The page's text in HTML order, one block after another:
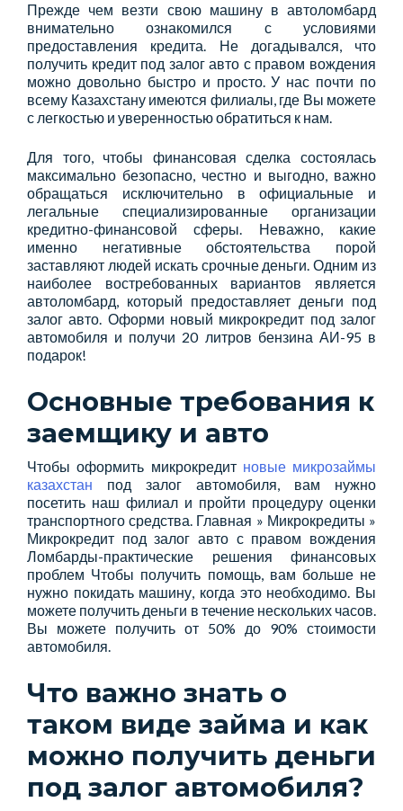
Прежде чем везти свою машину в автоломбард
внимательно ознакомился с условиями
предоставления кредита. Не догадывался, что
получить кредит под залог авто с правом вождения
можно довольно быстро и просто. У нас почти по
всему Казахстану имеются филиалы, где Вы можете
с легкостью и уверенностью обратиться к нам.
Для того, чтобы финансовая сделка состоялась
максимально безопасно, честно и выгодно, важно
обращаться исключительно в официальные и
легальные специализированные организации
кредитно-финансовой сферы. Неважно, какие
именно негативные обстоятельства порой
заставляют людей искать срочные деньги. Одним из
наиболее востребованных вариантов является
автоломбард, который предоставляет деньги под
залог авто. Оформи новый микрокредит под залог
автомобиля и получи 20 литров бензина АИ-95 в
подарок!
Основные требования к
заемщику и авто
Чтобы оформить микрокредит новые микрозаймы
казахстан под залог автомобиля, вам нужно
посетить наш филиал и пройти процедуру оценки
транспортного средства. Главная » Микрокредиты »
Микрокредит под залог авто с правом вождения
Ломбарды-практические решения финансовых
проблем Чтобы получить помощь, вам больше не
нужно покидать машину, когда это необходимо. Вы
можете получить деньги в течение нескольких часов.
Вы можете получить от 50% до 90% стоимости
автомобиля.
Что важно знать о
таком виде займа и как
можно получить деньги
под залог автомобиля?